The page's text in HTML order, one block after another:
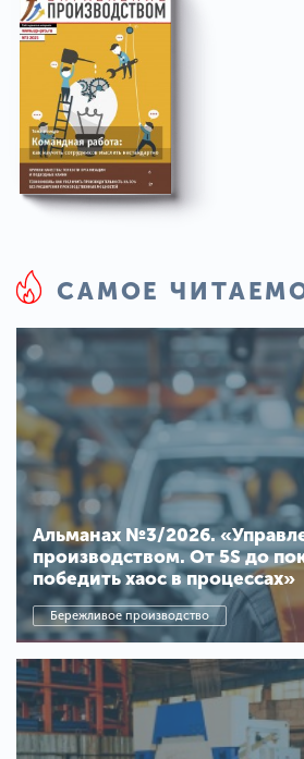
САМОЕ
Альманах №3/2026.
производством. От 5S до
победить хаос в процессах»
Бережливое производство